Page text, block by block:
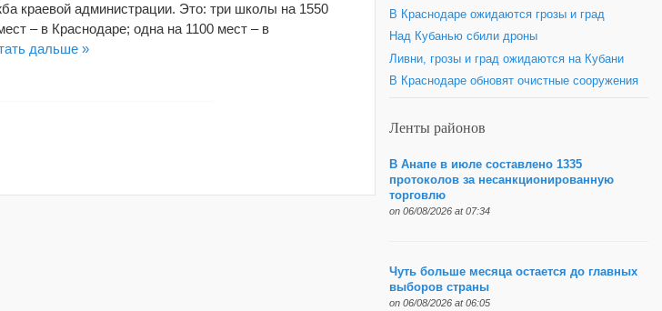
краевой администрации. Это: три школы на 1550
– в Краснодаре; одна на 1100 мест – в
дальше »
В Краснодаре ожидаются грозы и град
Над Кубанью сбили дроны
Ливни, грозы и град ожидаются на Кубани
В Краснодаре обновят очистные сооружения
Ленты районов
В Анапе в июле составлено 1335
протоколов за несанкционированную
торговлю
on 06/08/2026 at 07:34
Чуть больше месяца остается до главных
выборов страны
on 06/08/2026 at 06:05